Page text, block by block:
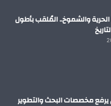
الحرية والشموخ.. المُلقب بأطول
يرفع مخصصات البحث والتطوير